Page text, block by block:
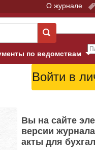
О журнале
по ведомствам
суды
Суд
в г. Москве
Вы на сайте
версии
акты для